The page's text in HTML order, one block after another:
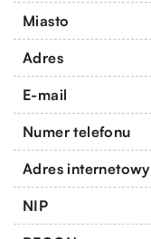
Miasto
Adres
E-mail
Numer telefonu
Adres internetowy
NIP